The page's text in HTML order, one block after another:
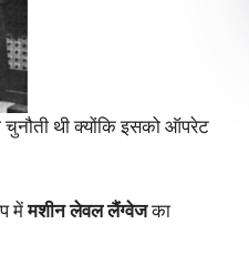
थी क्योंकि इसको ऑपरेट
मेंमशीन लेवल लैंग्वेजका